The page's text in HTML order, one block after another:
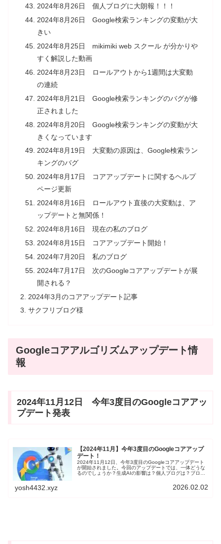
2024年8月26日 個人ブログに大朗報！！！
2024年8月26日 Google検索ランキングの変動が大
きい
2024年8月25日 mikimiki web スクール が分かりや
すく解説した動画
2024年8月23日 ロールアウトから1週間は大変動
の連続
2024年8月21日 Google検索ランキングのバグが修
正されました
2024年8月20日 Google検索ランキングの変動が大
きくなっています
2024年8月19日 大変動の原因は、Google検索ラン
キングのバグ
2024年8月17日 コアアップデートに関するヘルプ
ページ更新
2024年8月16日 ロールアウト直後の大変動は、ア
ップデートと無関係！
2024年8月16日 現在の私のブログ
2024年8月15日 コアアップデート開始！
2024年7月20日 私のブログ
2024年7月17日 次のGoogleコアアップデートが展
開される？
2024年3月のコアアップデート記事
サクフリブログ様
Googleコアアルゴリズムアップデート情
報
2024年11月12日 今年3度目のGoogleコアアッ
プデート発表
【2024年11月】今年3度目のGoogleコアアップ
デート！
2024年11月12日、今年3度目のGoogleコアアップデート
が開始されました。今回のアップデートでは、一体どうな
るのでしょうか？生成AIの影響は？個人ブログは？ブログ
yosh4432.xyz 2026.02.02